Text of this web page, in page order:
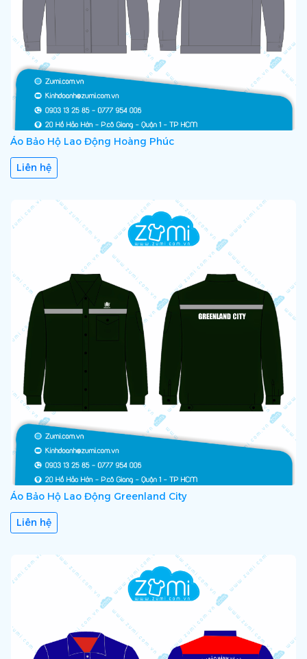
Áo Bảo Hộ Lao Động Hoàng Phúc
Liên hệ
Áo Bảo Hộ Lao Động Greenland City
Liên hệ